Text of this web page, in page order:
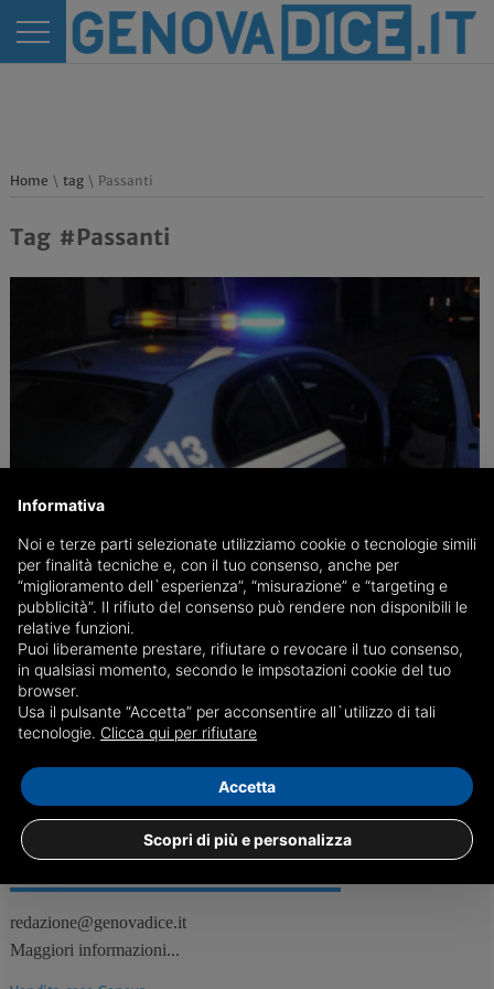
Home \ tag\ Passanti
Tag #Passanti
Coppia di fidanzati sorpresa a rubare a Genova
Aggrediscono i negozianti e travolgono una passante per fuggire,
arrestati per tentata rapina.
21/03 Genova, Cronaca
REDAZIONE
redazione@genovadice.it
Maggiori informazioni...
Feed RSS
Informativa
Noi e terze parti selezionate utilizziamo cookie o tecnologie simili
per finalità tecniche e, con il tuo consenso, anche per
“miglioramento dell`esperienza”, “misurazione” e “targeting e
pubblicità”. Il rifiuto del consenso può rendere non disponibili le
relative funzioni.
Puoi liberamente prestare, rifiutare o revocare il tuo consenso,
in qualsiasi momento, secondo le impsotazioni cookie del tuo
browser.
Usa il pulsante “Accetta” per acconsentire all`utilizzo di tali
tecnologie. Clicca qui per rifiutare
Scopri di più e personalizza
Accetta